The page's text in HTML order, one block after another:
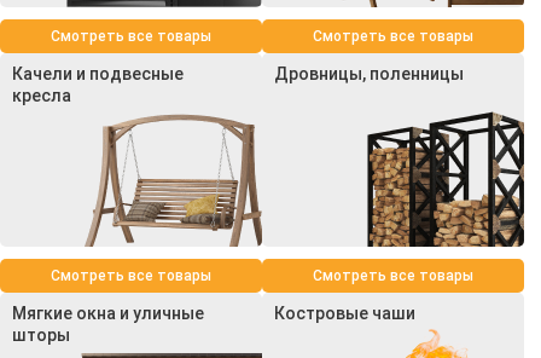
Смотреть все товары Смотреть все товары
Качели и подвесные
кресла
Смотреть все товары
Дровницы, поленницы
Смотреть все товары
Мягкие окна и уличные
шторы
Костровые чаши